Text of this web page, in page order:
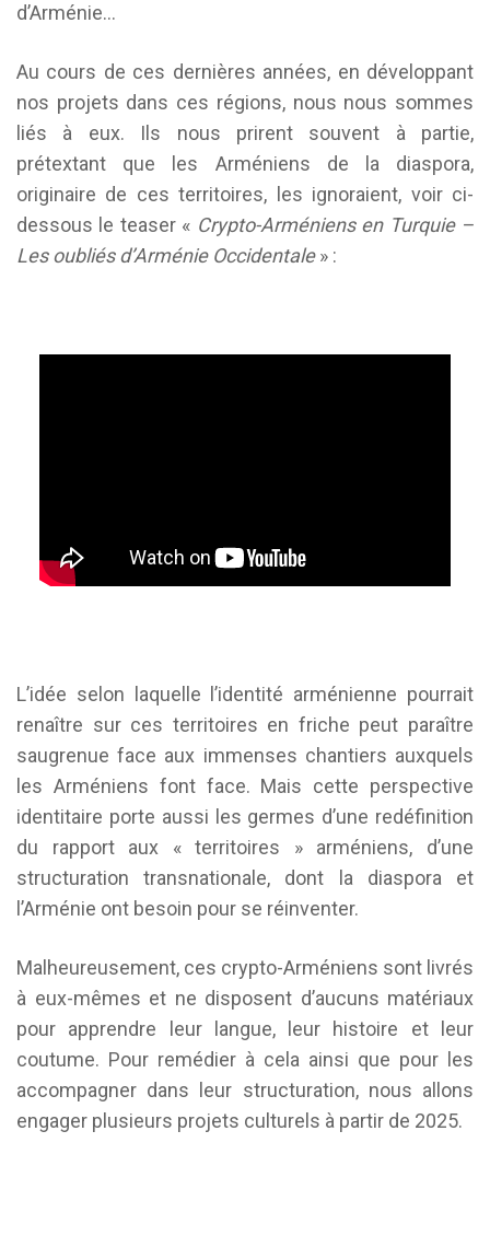
d’Arménie…
Au cours de ces dernières années, en développant
nos projets dans ces régions, nous nous sommes
liés à eux. Ils nous prirent souvent à partie,
prétextant que les Arméniens de la diaspora,
originaire de ces territoires, les ignoraient, voir ci-
dessous le teaser « Crypto-Arméniens en Turquie –
Les oubliés d’Arménie Occidentale» :
L’idée selon laquelle l’identité arménienne pourrait
renaître sur ces territoires en friche peut paraître
saugrenue face aux immenses chantiers auxquels
les Arméniens font face. Mais cette perspective
identitaire porte aussi les germes d’une redéfinition
du rapport aux « territoires » arméniens, d’une
structuration transnationale, dont la diaspora et
l’Arménie ont besoin pour se réinventer.
Malheureusement, ces crypto-Arméniens sont livrés
à eux-mêmes et ne disposent d’aucuns matériaux
pour apprendre leur langue, leur histoire et leur
coutume. Pour remédier à cela ainsi que pour les
accompagner dans leur structuration, nous allons
engager plusieurs projets culturels à partir de 2025.